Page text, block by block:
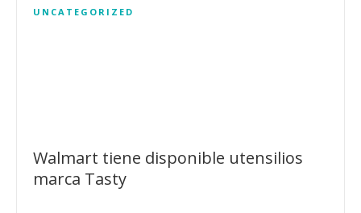
UNCATEGORIZED
Walmart tiene disponible utensilios
marca Tasty